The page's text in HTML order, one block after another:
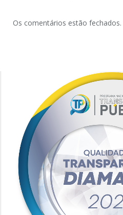
Os comentários estão fechados.